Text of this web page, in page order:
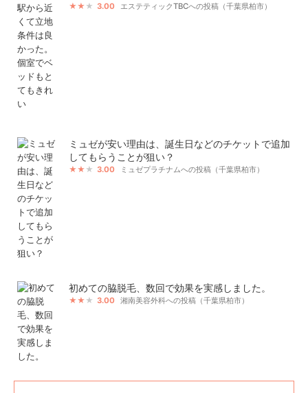
3.00 エステティックTBCへの投稿（千葉県柏市）
ミュゼが安い理由は、誕生日などのチケットで追加
してもらうことが狙い？
3.00 ミュゼプラチナムへの投稿（千葉県柏市）
初めての脇脱毛、数回で効果を実感しました。
3.00 湘南美容外科への投稿（千葉県柏市）